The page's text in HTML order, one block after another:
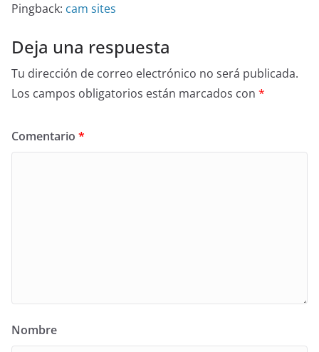
Pingback: cam sites
Deja una respuesta
Tu dirección de correo electrónico no será publicada.
Los campos obligatorios están marcados con *
Comentario *
Nombre